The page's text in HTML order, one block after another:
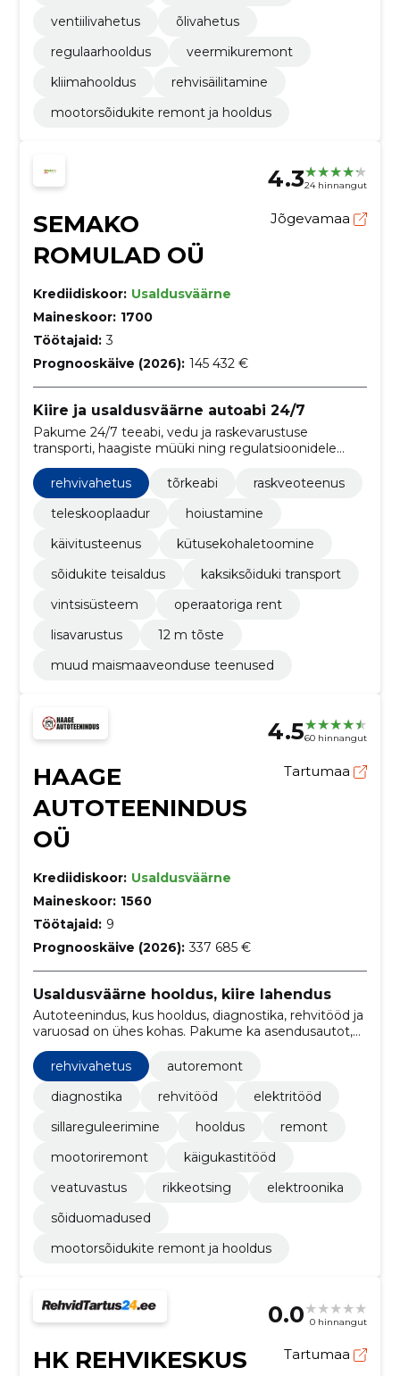
ventiilivahetus
õlivahetus
regulaarhooldus
veermikuremont
kliimahooldus
rehvisäilitamine
mootorsõidukite remont ja hooldus
4.324 hinnangut
SEMAKO
ROMULAD OÜ
Jõgevamaa
Krediidiskoor: Usaldusväärne
Maineskoor: 1700
Töötajaid: 3
Prognooskäive (2026): 145 432 €
Kiire ja usaldusväärne autoabi 24/7
Pakume 24/7 teeabi, vedu ja raskevarustuse
transporti, haagiste müüki ning regulatsioonidele
kindlustusfirmadele, asutustele, ettevõtetele ja
eraisikutele.
rehvivahetus tõrkeabi
raskveoteenus
teleskooplaadur
hoiustamine
käivitusteenus
kütusekohaletoomine
sõidukite teisaldus
kaksiksõiduki transport
vintsisüsteem
operaatoriga rent
lisavarustus
12 m tõste
muud maismaaveonduse teenused
4.560 hinnangut
HAAGE
AUTOTEENINDUS
OÜ
Tartumaa
Krediidiskoor: Usaldusväärne
Maineskoor: 1560
Töötajaid: 9
Prognooskäive (2026): 337 685 €
Usaldusväärne hooldus, kiire lahendus
Autoteenindus, kus hooldus, diagnostika, rehvitööd ja
varuosad on ühes kohas. Pakume ka asendusautot,
et sinu päev saaks sujuvalt jätkuda.
rehvivahetus
autoremont
diagnostika
rehvitööd
elektritööd
sillareguleerimine
hooldus
remont
mootoriremont
käigukastitööd
veatuvastus
rikkeotsing
elektroonika
sõiduomadused
mootorsõidukite remont ja hooldus
0.0 0 hinnangut
HK REHVIKESKUS
Tartumaa